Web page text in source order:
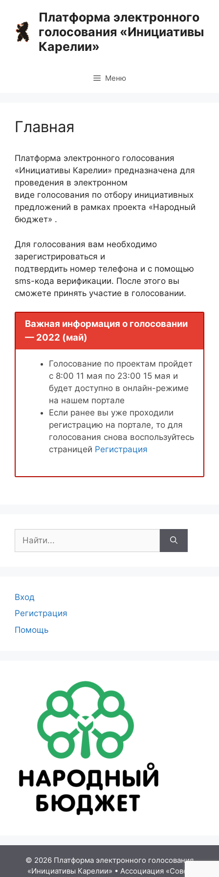
содержимому
Платформа электронного
голосования «Инициативы
Карелии»
Меню
Главная
Платформа электронного голосования
«Инициативы Карелии» предназначена для
проведения в электронном
виде голосования по отбору инициативных
предложений в рамках проекта «Народный
бюджет» .
Для голосования вам необходимо
зарегистрироваться и
подтвердить номер телефона и с помощью
sms-кода верификации. После этого вы
сможете принять участие в голосовании.
Важная информация о голосовании
— 2022 (май)
Голосование по проектам пройдет
с 8:00 11 мая по 23:00 15 мая и
будет доступно в онлайн-режиме
на нашем портале
Если ранее вы уже проходили
регистрацию на портале, то для
голосования снова воспользуйтесь
страницей Регистрация
Вход
Регистрация
Помощь
© 2026 Платформа электронного голосования
«Инициативы Карелии» • Ассоциация «Совет